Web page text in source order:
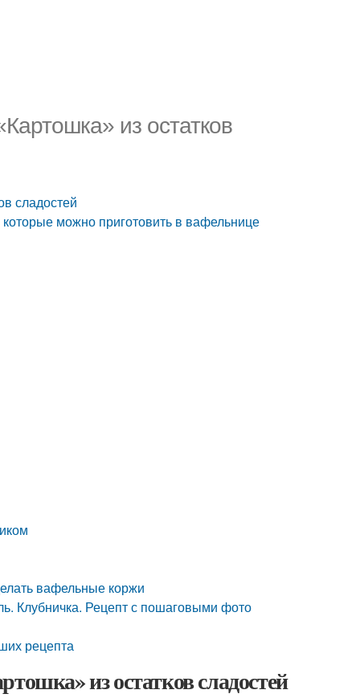
из остатков
сладостей
можно приготовить в вафельнице
вафельные коржи
Клубничка. Рецепт с пошаговыми фото
рецепта
из остатков сладостей